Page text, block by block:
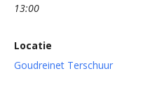
13:00
Locatie
Goudreinet Terschuur